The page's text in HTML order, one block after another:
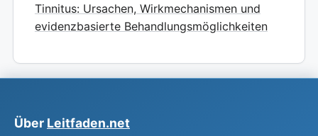
Tinnitus: Ursachen, Wirkmechanismen und
evidenzbasierte Behandlungsmöglichkeiten
Über Leitfaden.net